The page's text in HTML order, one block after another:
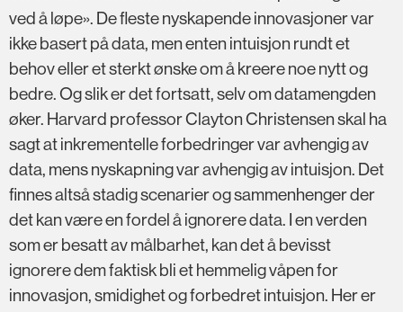
ved å løpe». De fleste nyskapende innovasjoner var
ikke basert på data, men enten intuisjon rundt et
behov eller et sterkt ønske om å kreere noe nytt og
bedre. Og slik er det fortsatt, selv om datamengden
øker. Harvard professor Clayton Christensen skal ha
sagt at inkrementelle forbedringer var avhengig av
data, mens nyskapning var avhengig av intuisjon. Det
finnes altså stadig scenarier og sammenhenger der
det kan være en fordel å ignorere data. I en verden
som er besatt av målbarhet, kan det å bevisst
ignorere dem faktisk bli et hemmelig våpen for
innovasjon, smidighet og forbedret intuisjon. Her er